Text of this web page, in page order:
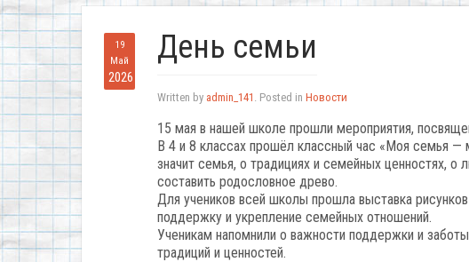
19
Май
2026
День семьи
Written by admin_141 . Posted in Новости
15 мая в нашей школе прошли мероприятия,
В 4 и 8 классах прошёл классный час «Моя семья —
значит семья, о традициях и семейных ценностях, о
составить родословное древо.
Для учеников всей школы прошла выставка
поддержку и укрепление семейных отношений.
Ученикам напомнили о важности поддержки и
традиций и ценностей.